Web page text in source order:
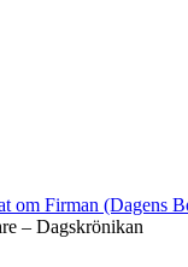
om Firman (Dagens
– Dagskrönikan